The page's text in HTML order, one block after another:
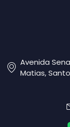
Avenida
Matias,